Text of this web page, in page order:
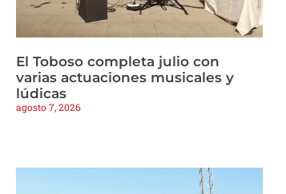
El Toboso completa julio con
varias actuaciones musicales y
lúdicas
agosto 7, 2026